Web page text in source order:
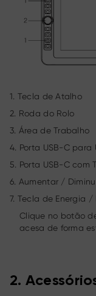
1. Tecla de Atalho
2. Roda do Rolo
3. Área de Trabalho
4. Porta USB-C para
5. Porta USB-C com
6. Aumentar /
7. Tecla de Energia
Clique no botão
acesa de forma
2.